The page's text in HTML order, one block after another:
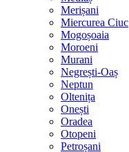
Merișani
Miercurea Ciuc
Mogoșoaia
Moroeni
Murani
Negrești-Oaș
Neptun
Oltenița
Onești
Oradea
Otopeni
Petroșani